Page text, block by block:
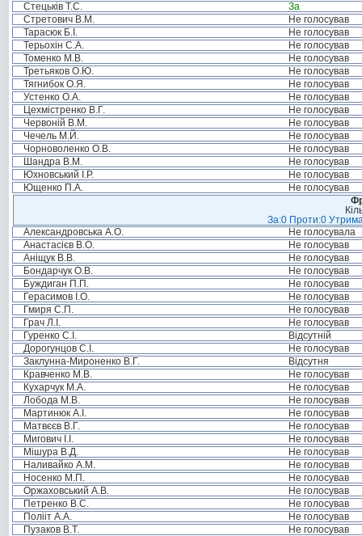
Стецьків Т.С.
За
Стретович В.М.
Не голосував
Тарасюк Б.І.
Не голосував
Терьохін С.А.
Не голосував
Томенко М.В.
Не голосував
Третьяков О.Ю.
Не голосував
Тягнибок О.Я.
Не голосував
Устенко О.А.
Не голосував
Цехмістренко В.Г.
Не голосував
Червоній В.М.
Не голосував
Чечель М.Й.
Не голосував
Чорноволенко О.В.
Не голосував
Шандра В.М.
Не голосував
Юхновський І.Р.
Не голосував
Ющенко П.А.
Не голосував
За:0 Проти:0
Александровська А.О.
Не голосувала
Анастасієв В.О.
Не голосував
Аніщук В.В.
Не голосував
Бондарчук О.В.
Не голосував
Буждиган П.П.
Не голосував
Герасимов І.О.
Не голосував
Гмиря С.П.
Не голосував
Грач Л.І.
Не голосував
Гуренко С.І.
Відсутній
Дорогунцов С.І.
Не голосував
Заклунна-Мироненко В.Г.
Відсутня
Кравченко М.В.
Не голосував
Кухарчук М.А.
Не голосував
Лобода М.В.
Не голосував
Мартинюк А.І.
Не голосував
Матвєєв В.Г.
Не голосував
Мигович І.І.
Не голосував
Мішура В.Д.
Не голосував
Наливайко А.М.
Не голосував
Носенко М.П.
Не голосував
Оржаховський А.В.
Не голосував
Петренко В.С.
Не голосував
Полііт А.А.
Не голосував
Пузаков В.Т.
Не голосував